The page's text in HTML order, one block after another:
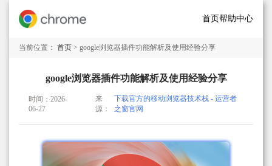
首页帮助中心
当前位置： 首页 > google浏览器插件功能解析及使用经验分享
google浏览器插件功能解析及使用经验分享
时间：2026-
06-27
来
源：
下载官方的移动浏览器技术栈 - 运营者
之窗官网